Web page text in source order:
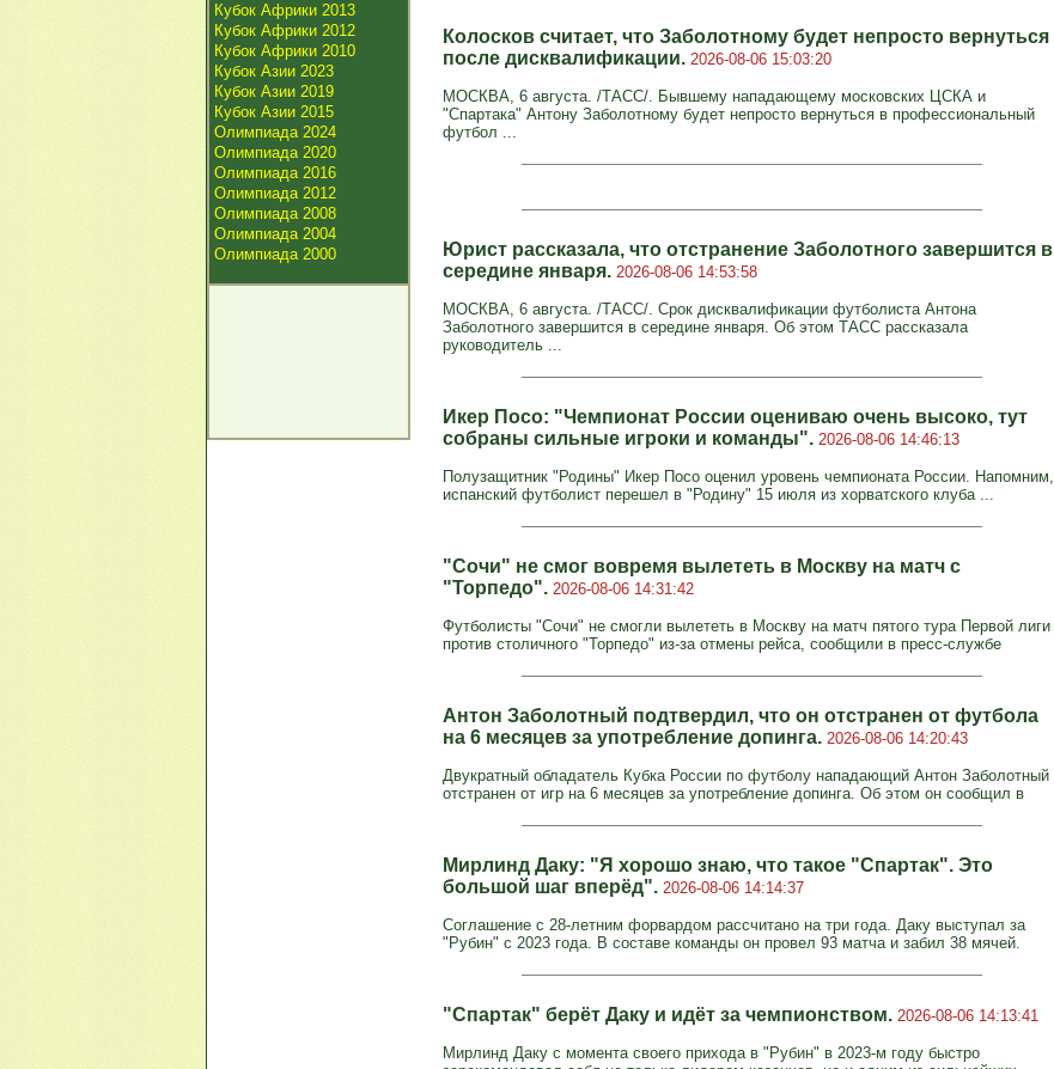
Кубок Африки 2013
Кубок Африки 2012
Кубок Африки 2010
Кубок Азии 2023
Кубок Азии 2019
Кубок Азии 2015
Олимпиада 2024
Олимпиада 2020
Олимпиада 2016
Олимпиада 2012
Олимпиада 2008
Олимпиада 2004
Олимпиада 2000
Колосков считает, что Заболотному будет непросто вернуться
после дисквалификации. 2026-08-06 15:03:20
МОСКВА, 6 августа. /ТАСС/. Бывшему нападающему московских ЦСКА и
"Спартака" Антону Заболотному будет непросто вернуться в профессиональный
футбол ...
Юрист рассказала, что отстранение Заболотного завершится в
середине января. 2026-08-06 14:53:58
МОСКВА, 6 августа. /ТАСС/. Срок дисквалификации футболиста Антона
Заболотного завершится в середине января. Об этом ТАСС рассказала
руководитель ...
Икер Посо: "Чемпионат России оцениваю очень высоко, тут
собраны сильные игроки и команды". 2026-08-06 14:46:13
Полузащитник "Родины" Икер Посо оценил уровень чемпионата России. Напомним,
испанский футболист перешел в "Родину" 15 июля из хорватского клуба ...
"Сочи" не смог вовремя вылететь в Москву на матч с
"Торпедо". 2026-08-06 14:31:42
Футболисты "Сочи" не смогли вылететь в Москву на матч пятого тура Первой лиги
против столичного "Торпедо" из-за отмены рейса, сообщили в пресс-службе
Антон Заболотный подтвердил, что он отстранен от футбола
на 6 месяцев за употребление допинга. 2026-08-06 14:20:43
Двукратный обладатель Кубка России по футболу нападающий Антон Заболотный
отстранен от игр на 6 месяцев за употребление допинга. Об этом он сообщил в
Мирлинд Даку: "Я хорошо знаю, что такое "Спартак". Это
большой шаг вперёд". 2026-08-06 14:14:37
Соглашение с 28-летним форвардом рассчитано на три года. Даку выступал за
"Рубин" с 2023 года. В составе команды он провел 93 матча и забил 38 мячей.
"Спартак" берёт Даку и идёт за чемпионством. 2026-08-06 14:13:41
Мирлинд Даку с момента своего прихода в "Рубин" в 2023-м году быстро